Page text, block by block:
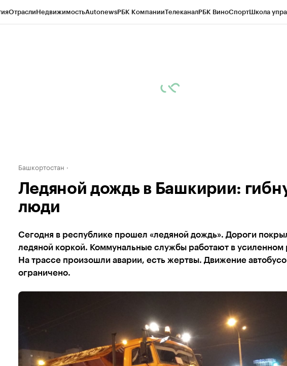
ОтраслиНедвижимостьAutonewsРБК КомпанииТелеканалРБК ВиноСпортШкола
Башкортостан
Ледяной дождь в Башкирии:
люди
Сегодня в республике прошел «ледяной дождь». Дороги
ледяной коркой. Коммунальные службы работают в
На трассе произошли аварии, есть жертвы. Движение
ограничено.